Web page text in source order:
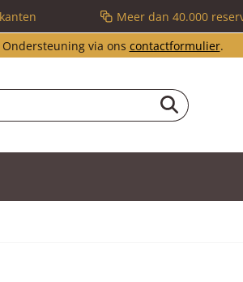
Meer dan 40.000
via ons contactformulier.